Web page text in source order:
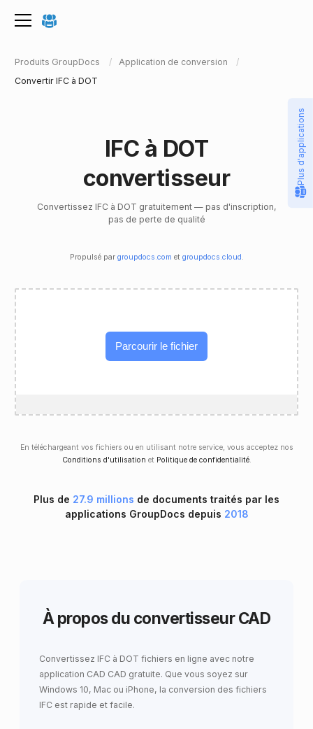
Produits GroupDocs
Application de conversion
Convertir IFC à DOT
IFC à DOT
convertisseur
Convertissez IFC à DOT gratuitement — pas d'inscription,
pas de perte de qualité
Propulsé par groupdocs.com et groupdocs.cloud .
Parcourir le fichier
En téléchargeant vos fichiers ou en utilisant notre service, vous acceptez nos
Conditions d'utilisation et Politique de confidentialité.
Plus de 27.9 millions de documents traités par les
applications GroupDocs depuis 2018
À propos du convertisseur CAD
Convertissez IFC à DOT fichiers en ligne avec notre
application CAD CAD gratuite. Que vous soyez sur
Windows 10, Mac ou iPhone, la conversion des fichiers
IFC est rapide et facile.
Plus d'applications